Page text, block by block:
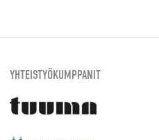
YHTEISTYÖKUMPPANIT